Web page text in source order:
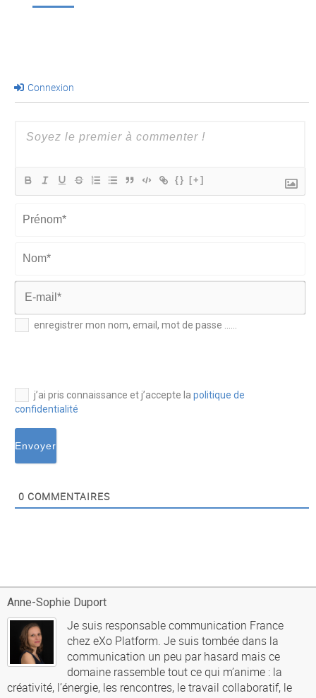
Connexion
{} [+]
Nom*
E-
mail*
enregistrer mon nom, email, mot de passe ......
j’ai pris connaissance et j’accepte la politique de
confidentialité
0 COMMENTAIRES
Anne-Sophie Duport
Je suis responsable communication France
chez eXo Platform. Je suis tombée dans la
communication un peu par hasard mais ce
domaine rassemble tout ce qui m’anime : la
créativité, l’énergie, les rencontres, le travail collaboratif, le